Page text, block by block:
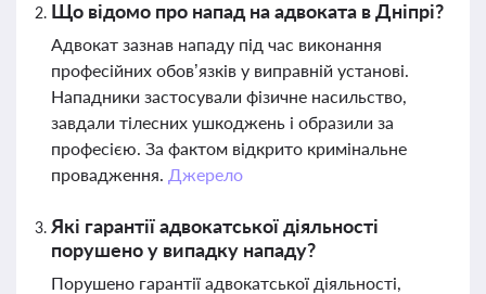
Що відомо про напад на адвоката в Дніпрі?
Адвокат зазнав нападу під час виконання
професійних обов’язків у виправній установі.
Нападники застосували фізичне насильство,
завдали тілесних ушкоджень і образили за
професією. За фактом відкрито кримінальне
провадження. Джерело
Які гарантії адвокатської діяльності
порушено у випадку нападу?
Порушено гарантії адвокатської діяльності,